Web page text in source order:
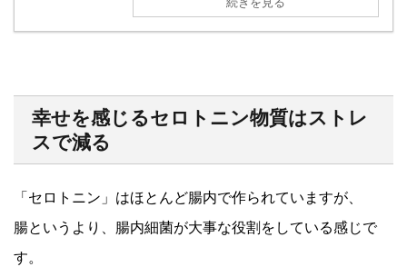
幸せを感じるセロトニン物質はストレ
スで減る
「セロトニン」はほとんど腸内で作られていますが、
腸というより、腸内細菌が大事な役割をしている感じで
す。